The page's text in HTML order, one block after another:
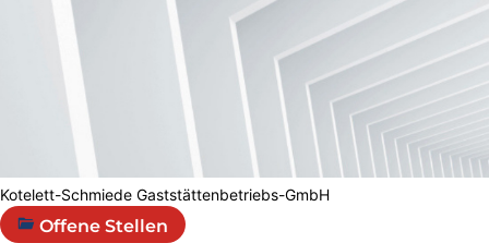
Kotelett-Schmiede Gaststättenbetriebs-GmbH
Offene Stellen